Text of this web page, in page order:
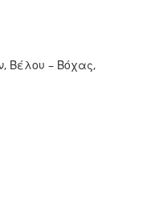
Βέλου – Βόχας,